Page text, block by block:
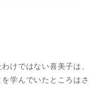
けではない喜美子は、
学んでいたところはさ